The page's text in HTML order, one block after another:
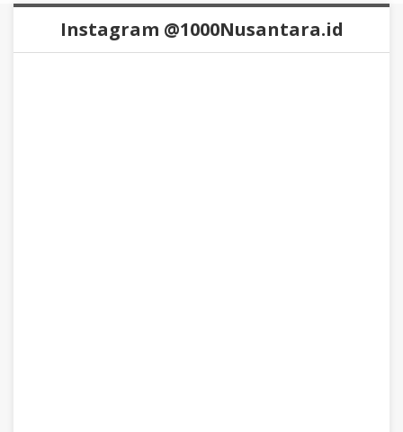
Instagram @1000Nusantara.id